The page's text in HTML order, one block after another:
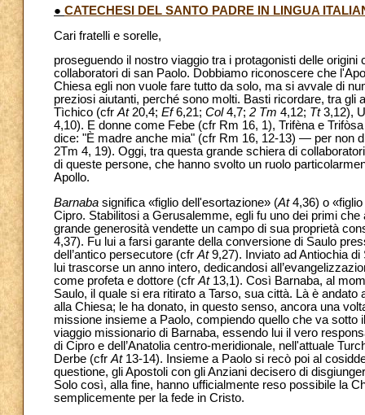
● CATECHESI DEL SANTO PADRE IN LINGUA
Cari fratelli e sorelle,
proseguendo il nostro viaggio tra i protagonisti delle
collaboratori di san Paolo. Dobbiamo riconoscere che
Chiesa egli non vuole fare tutto da solo, ma si avvale di
preziosi aiutanti, perché sono molti. Basti ricordare, tra gli
Tìchico (cfrAt20,4; Ef6,21; Col4,7; 2 Tm 4,12; Tt3,12),
4,10). E donne come Febe (cfr Rm 16, 1), Trifèna e
dice: "È madre anche mia" (cfr Rm 16, 12-13) — per non
2Tm 4, 19). Oggi, tra questa grande schiera di
di queste persone, che hanno svolto un ruolo
Apollo.
Barnaba significa «figlio dell'esortazione» (At4,36) o «figlio
Cipro. Stabilitosi a Gerusalemme, egli fu uno dei primi
grande generosità vendette un campo di sua proprietà
4,37). Fu lui a farsi garante della conversione di Saulo
dell’antico persecutore (cfr At9,27). Inviato ad Antiochia di
lui trascorse un anno intero, dedicandosi
come profeta e dottore (cfr At13,1). Così Barnaba, al
Saulo, il quale si era ritirato a Tarso, sua città. Là è
alla Chiesa; le ha donato, in questo senso, ancora una
missione insieme a Paolo, compiendo quello che va sotto
viaggio missionario di Barnaba, essendo lui il vero
di Cipro e dell’Anatolia centro-meridionale, nell'attuale
Derbe (cfr At13-14). Insieme a Paolo si recò poi al
questione, gli Apostoli con gli Anziani decisero di
Solo così, alla fine, hanno ufficialmente reso possibile la
semplicemente per la fede in Cristo.